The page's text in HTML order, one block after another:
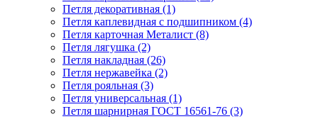
Петля декоративная (1)
Петля каплевидная с подшипником (4)
Петля карточная Металист (8)
Петля лягушка (2)
Петля накладная (26)
Петля нержавейка (2)
Петля рояльная (3)
Петля универсальная (1)
Петля шарнирная ГОСТ 16561-76 (3)